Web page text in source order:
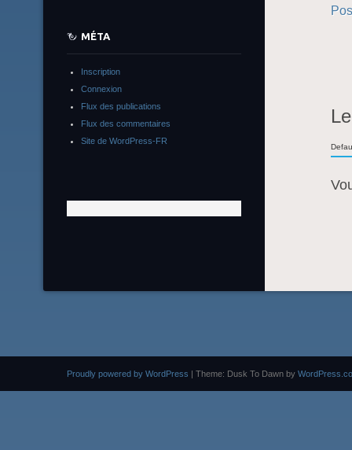
MÉTA
Inscription
Connexion
Flux des publications
Flux des commentaires
Site de WordPress-FR
Proudly powered by WordPress | Theme: Dusk To Dawn by